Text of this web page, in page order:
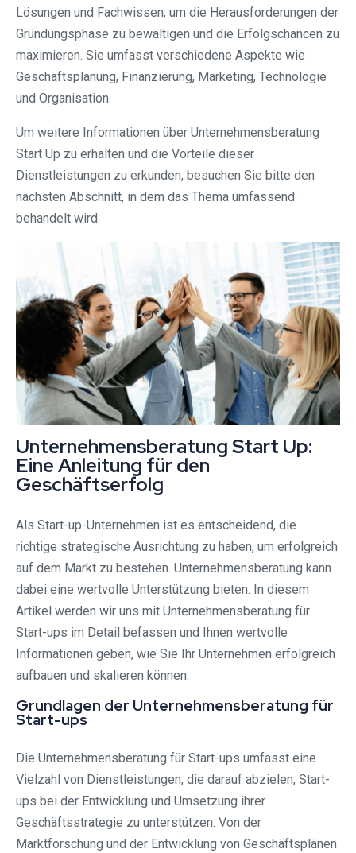
Lösungen und Fachwissen, um die Herausforderungen der
Gründungsphase zu bewältigen und die Erfolgschancen zu
maximieren. Sie umfasst verschiedene Aspekte wie
Geschäftsplanung, Finanzierung, Marketing, Technologie
und Organisation.
Um weitere Informationen über Unternehmensberatung
Start Up zu erhalten und die Vorteile dieser
Dienstleistungen zu erkunden, besuchen Sie bitte den
nächsten Abschnitt, in dem das Thema umfassend
behandelt wird.
Unternehmensberatung Start Up:
Eine Anleitung für den
Geschäftserfolg
Als Start-up-Unternehmen ist es entscheidend, die
richtige strategische Ausrichtung zu haben, um erfolgreich
auf dem Markt zu bestehen. Unternehmensberatung kann
dabei eine wertvolle Unterstützung bieten. In diesem
Artikel werden wir uns mit Unternehmensberatung für
Start-ups im Detail befassen und Ihnen wertvolle
Informationen geben, wie Sie Ihr Unternehmen erfolgreich
aufbauen und skalieren können.
Grundlagen der Unternehmensberatung für
Start-ups
Die Unternehmensberatung für Start-ups umfasst eine
Vielzahl von Dienstleistungen, die darauf abzielen, Start-
ups bei der Entwicklung und Umsetzung ihrer
Geschäftsstrategie zu unterstützen. Von der
Marktforschung und der Entwicklung von Geschäftsplänen